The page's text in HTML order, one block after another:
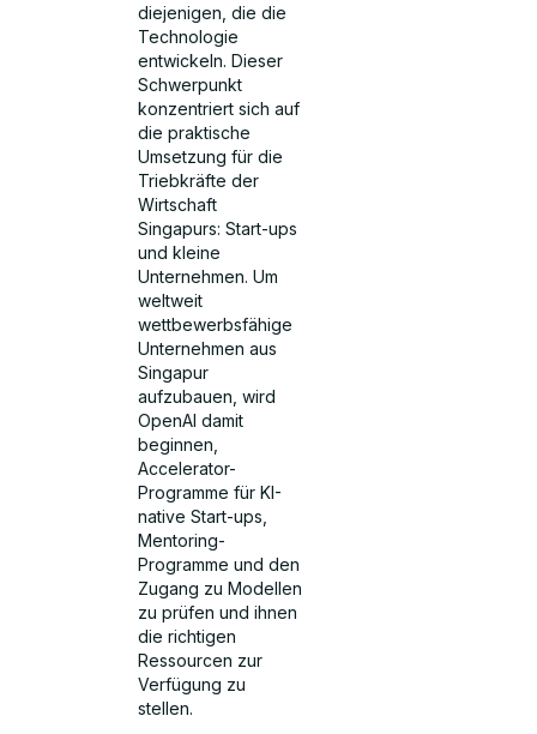
diejenigen, die die
Technologie
entwickeln. Dieser
Schwerpunkt
konzentriert sich auf
die praktische
Umsetzung für die
Triebkräfte der
Wirtschaft
Singapurs: Start-ups
und kleine
Unternehmen. Um
weltweit
wettbewerbsfähige
Unternehmen aus
Singapur
aufzubauen, wird
OpenAI damit
beginnen,
Accelerator-
Programme für KI-
native Start-ups,
Mentoring-
Programme und den
Zugang zu Modellen
zu prüfen und ihnen
die richtigen
Ressourcen zur
Verfügung zu
stellen.